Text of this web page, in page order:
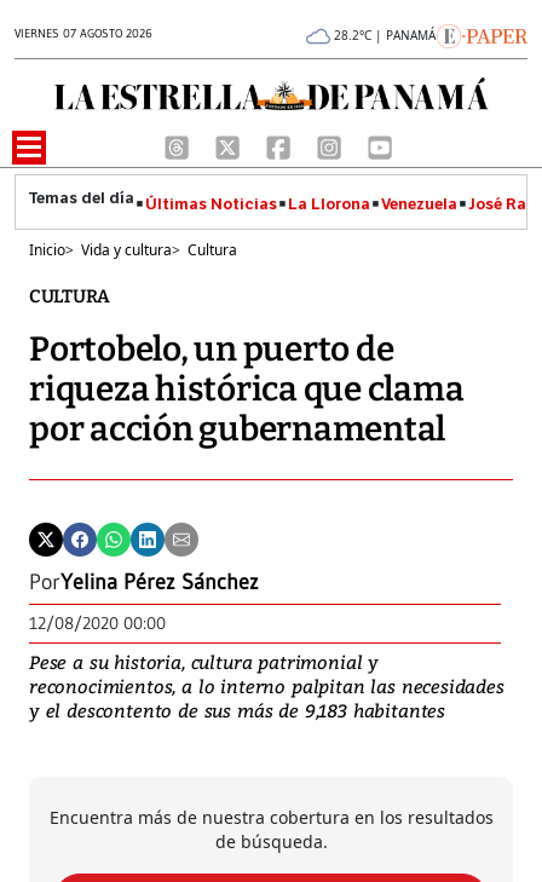
VIERNES 07 AGOSTO 2026 28.2°C | PANAMÁ
Últimas Noticias La Llorona Venezuela José
Inicio> Vida y cultura> Cultura
CULTURA
Portobelo, un puerto de
riqueza histórica que clama
por acción gubernamental
PorYelina Pérez Sánchez
12/08/2020 00:00
Pese a su historia, cultura patrimonial y
reconocimientos, a lo interno palpitan las necesidades
y el descontento de sus más de 9,183 habitantes
Encuentra más de nuestra cobertura en los resultados
de búsqueda.